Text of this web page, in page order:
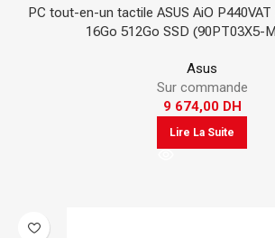
PC tout-en-un tactile ASUS AiO
16Go 512Go SSD (90PT03X5-
Asus
Sur commande
9 674,00 DH
Lire La Suite